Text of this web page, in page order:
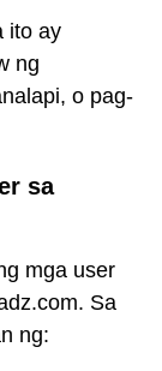
ito ay
ng
o pag-
sa
mga user
Sa
ng: